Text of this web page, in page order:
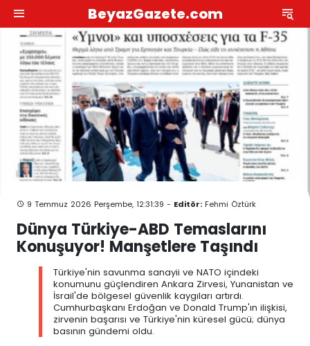
BeyazGazete.com
9 Temmuz 2026 Perşembe, 12:31:39 - Editör: Fehmi Öztürk
Dünya Türkiye-ABD Temaslarını
Konuşuyor! Manşetlere Taşındı
Türkiye'nin savunma sanayii ve NATO içindeki
konumunu güçlendiren Ankara Zirvesi, Yunanistan ve
İsrail'de bölgesel güvenlik kaygıları artırdı.
Cumhurbaşkanı Erdoğan ve Donald Trump'ın ilişkisi,
zirvenin başarısı ve Türkiye'nin küresel gücü; dünya
basının gündemi oldu.